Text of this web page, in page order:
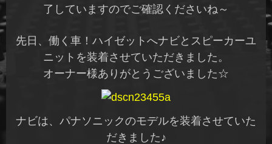
了していますのでご確認くださいね～
先日、働く車！ハイゼットへナビとスピーカーユ
ニットを装着させていただきました。
オーナー様ありがとうございました☆
ナビは、パナソニックのモデルを装着させていた
だきました♪